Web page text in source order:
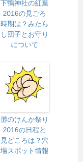
下鴨神社の紅葉
2016の見ごろ
時期は？みたら
し団子とお守り
について
灘のけんか祭り
2016の日程と
見どころは？穴
場スポット情報